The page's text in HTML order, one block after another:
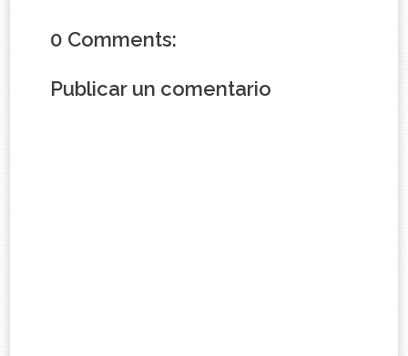
0 Comments:
Publicar un comentario